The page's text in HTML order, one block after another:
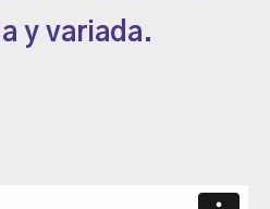
y variada.